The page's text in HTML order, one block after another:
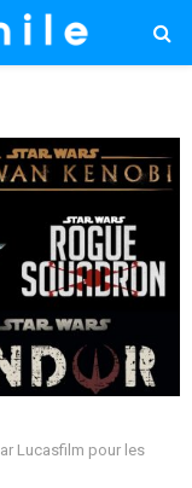
Lucasfilm pour les